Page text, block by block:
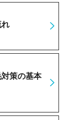
れ
策の基本